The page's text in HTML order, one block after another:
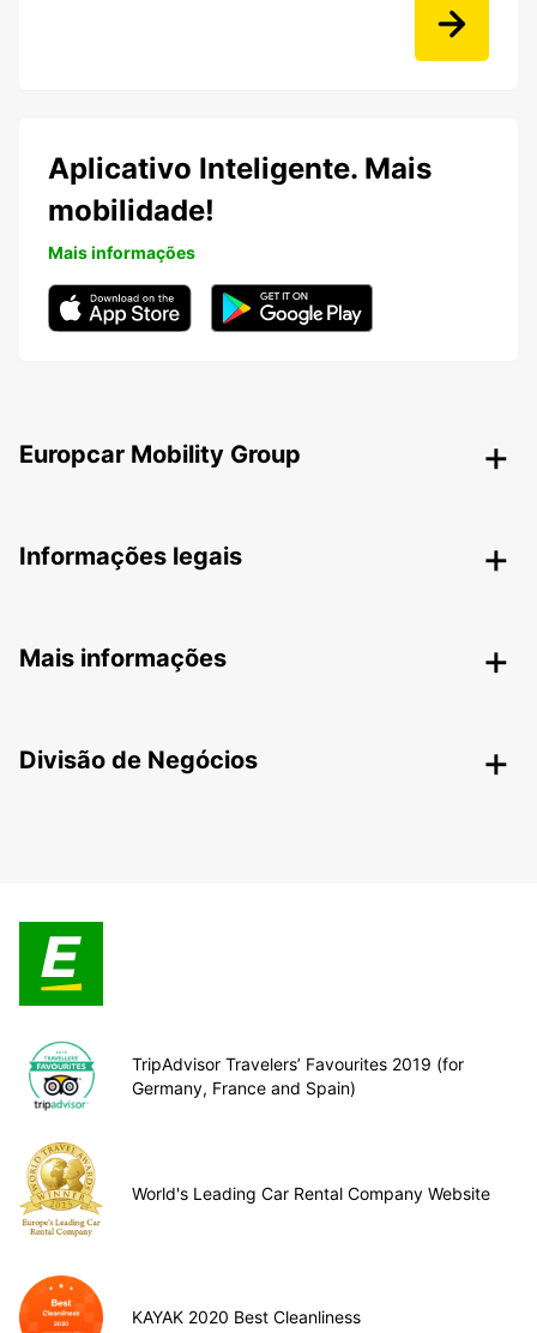
Aplicativo Inteligente. Mais
mobilidade!
Mais informações
Europcar Mobility Group
Informações legais
Mais informações
Divisão de Negócios
TripAdvisor Travelers’ Favourites 2019 (for
Germany, France and Spain)
World's Leading Car Rental Company Website
KAYAK 2020 Best Cleanliness